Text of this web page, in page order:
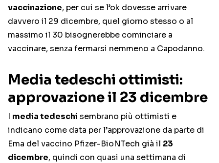
vaccinazione, per cui se l’ok dovesse arrivare
davvero il 29 dicembre, quel giorno stesso o al
massimo il 30 bisognerebbe cominciare a
vaccinare, senza fermarsi nemmeno a Capodanno.
Media tedeschi ottimisti:
approvazione il 23 dicembre
I media tedeschi sembrano più ottimisti e
indicano come data per l’approvazione da parte di
Ema del vaccino Pfizer-BioNTech già il 23
dicembre, quindi con quasi una settimana di